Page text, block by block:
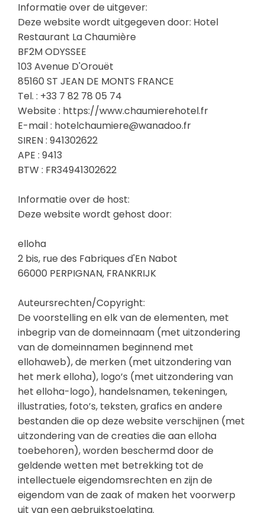
Informatie over de uitgever:
Deze website wordt uitgegeven door: Hotel
Restaurant La Chaumière
BF2M ODYSSEE
103 Avenue D'Orouët
85160 ST JEAN DE MONTS FRANCE
Tel. : +33 7 82 78 05 74
Website : https://www.chaumierehotel.fr
E-mail : hotelchaumiere@wanadoo.fr
SIREN : 941302622
APE : 9413
BTW : FR34941302622
Informatie over de host:
Deze website wordt gehost door:
elloha
2 bis, rue des Fabriques d'En Nabot
66000 PERPIGNAN, FRANKRIJK
Auteursrechten/Copyright:
De voorstelling en elk van de elementen, met
inbegrip van de domeinnaam (met uitzondering
van de domeinnamen beginnend met
ellohaweb), de merken (met uitzondering van
het merk elloha), logo’s (met uitzondering van
het elloha-logo), handelsnamen, tekeningen,
illustraties, foto’s, teksten, grafics en andere
bestanden die op deze website verschijnen (met
uitzondering van de creaties die aan elloha
toebehoren), worden beschermd door de
geldende wetten met betrekking tot de
intellectuele eigendomsrechten en zijn de
eigendom van de zaak of maken het voorwerp
uit van een gebruikstoelating.